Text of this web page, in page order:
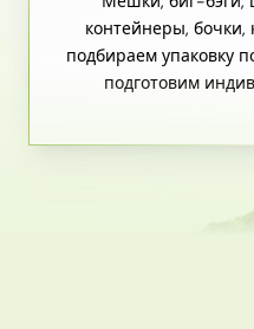
контейнеры,
подбираем упаковку
подготовим